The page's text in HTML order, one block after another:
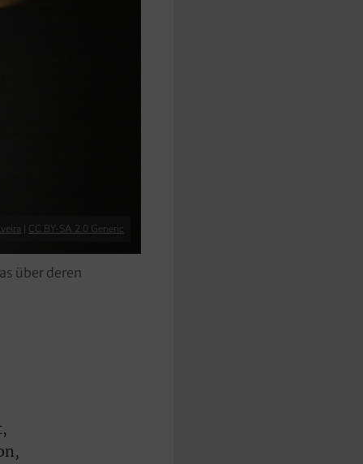
| CC BY-SA 2.0 Generic
über deren